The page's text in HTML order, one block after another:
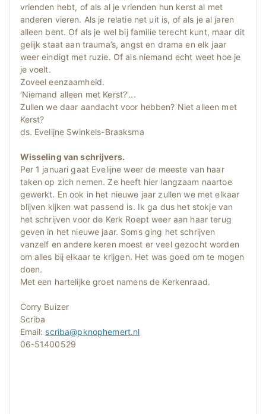
vrienden hebt, of als al je vrienden hun kerst al met
anderen vieren. Als je relatie net uit is, of als je al jaren
alleen bent. Of als je wel bij familie terecht kunt, maar dit
gelijk staat aan trauma’s, angst en drama en elk jaar
weer eindigt met ruzie. Of als niemand echt weet hoe je
je voelt.
Zoveel eenzaamheid.
'Niemand alleen met Kerst?'...
Zullen we daar aandacht voor hebben? Niet alleen met
Kerst?
ds. Evelijne Swinkels-Braaksma
Wisseling van schrijvers.
Per 1 januari gaat Evelijne weer de meeste van haar
taken op zich nemen. Ze heeft hier langzaam naartoe
gewerkt. En ook in het nieuwe jaar zullen we met elkaar
blijven kijken wat passend is. Ik ga dus het stokje van
het schrijven voor de Kerk Roept weer aan haar terug
geven in het nieuwe jaar. Soms ging het schrijven
vanzelf en andere keren moest er veel gezocht worden
om alles bij elkaar te krijgen. Het was goed om te mogen
doen.
Met een hartelijke groet namens de Kerkenraad.
Corry Buizer
Scriba
Email: scriba@pknophemert.nl
06-51400529